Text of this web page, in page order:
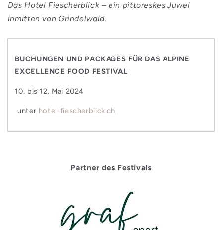
Das Hotel Fiescherblick – ein pittoreskes Juwel
inmitten von Grindelwald.
BUCHUNGEN UND PACKAGES FÜR DAS ALPINE
EXCELLENCE FOOD FESTIVAL
10. bis 12. Mai 2024
unter hotel-fiescherblick.ch
Partner des Festivals